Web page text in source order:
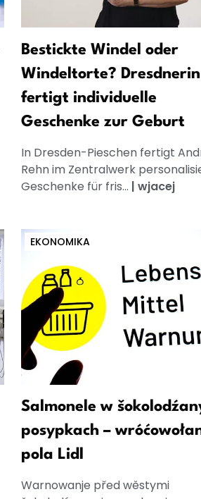
Bestickte Windel oder
Windeltorte? Dresdnerin
fertigt individuelle
Geschenke zur Geburt
In Dresden-Pieschen fertigt
Rehn im Zentralwerk
Geschenke für fris... | wjacej
EKONOMIKA
Salmonele w
posypkach –
pola Lidl
Warnowanje před wěstymi